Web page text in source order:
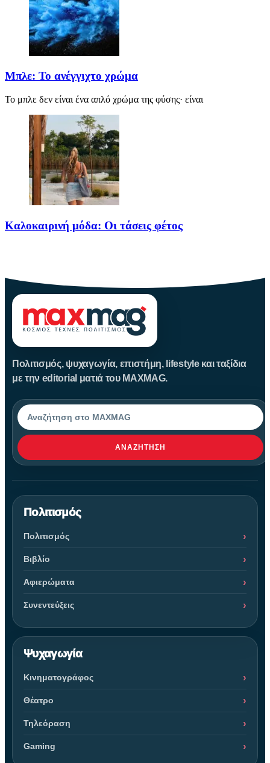
Μπλε: Το ανέγγιχτο χρώμα
Το μπλε δεν είναι ένα απλό χρώμα της φύσης· είναι
Καλοκαιρινή μόδα: Οι τάσεις φέτος
Πολιτισμός, ψυχαγωγία, επιστήμη, lifestyle και ταξίδια
με την editorial ματιά του MAXMAG.
Αναζήτηση
ΑΝΑΖΉΤΗΣΗ
Πολιτισμός
Πολιτισμός
Βιβλίο
Αφιερώματα
Συνεντεύξεις
Ψυχαγωγία
Κινηματογράφος
Θέατρο
Τηλεόραση
Gaming